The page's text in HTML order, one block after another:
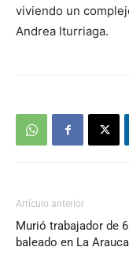
viviendo un
Andrea Iturriaga.
Artículo anterior
Murió trabajador de
baleado en La